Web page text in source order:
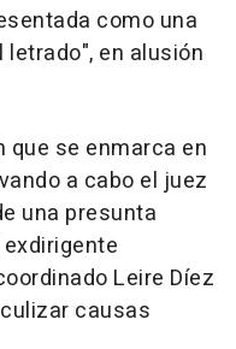
como una
en alusión
se enmarca en
a cabo el juez
una presunta
Leire Díez
causas